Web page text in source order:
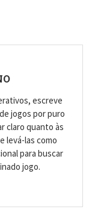
escreve
jogos por puro
claro quanto às
levá-las como
para buscar
jogo.